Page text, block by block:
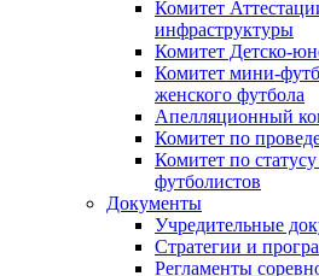
Комитет
инфраструктуры
Комитет Детско-
Комитет мини-
женского футбола
Апелляционный
Комитет по
Комитет по
футболистов
Документы
Учредительные
Стратегии и
Регламенты